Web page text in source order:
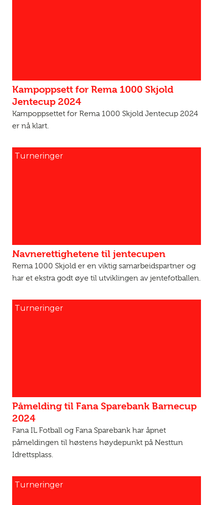
Kampoppsett for Rema 1000 Skjold
Jentecup 2024
Kampoppsettet for Rema 1000 Skjold Jentecup 2024
er nå klart.
Turneringer
Navnerettighetene til jentecupen
Rema 1000 Skjold er en viktig samarbeidspartner og
har et ekstra godt øye til utviklingen av jentefotballen.
Turneringer
Påmelding til Fana Sparebank Barnecup
2024
Fana IL Fotball og Fana Sparebank har åpnet
påmeldingen til høstens høydepunkt på Nesttun
Idrettsplass.
Turneringer